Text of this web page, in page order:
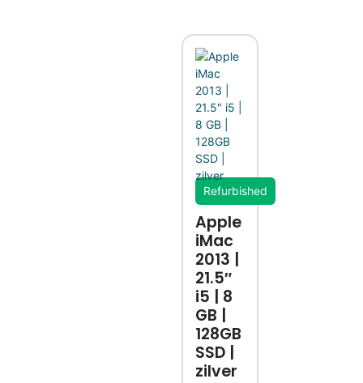
Refurbished
Apple
iMac
2013 |
21.5″
i5 | 8
GB |
128GB
SSD |
zilver